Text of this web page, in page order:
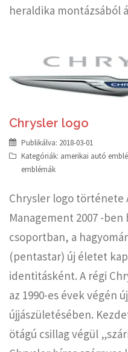
heraldika
Chrysler logo
Publikálva: 2018-03-01
Kategóriák: amerikai autó
emblémák
Chrysler logo története
Management 2007 -
csoportban, a
(pentastar) új életet
identitásként. A régi
az 1990-es évek végén
újjászületésében.
ötágú csillag végül